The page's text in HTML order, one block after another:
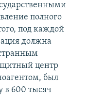
полного
под каждой
должна
центр
был
в 600 тысяч